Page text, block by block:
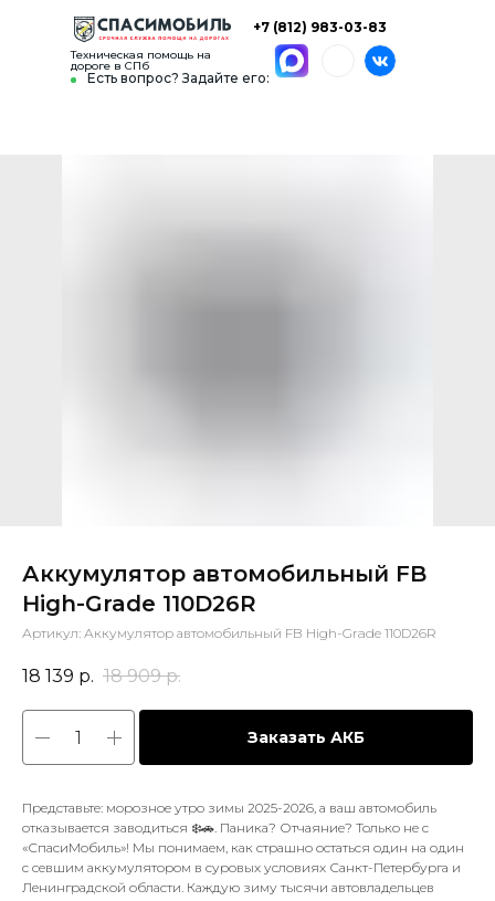
Есть вопрос? Задайте его:
+7 (812) 983-03-83
Техническая помощь на
дороге в СПб
Аккумулятор автомобильный FB
High-Grade 110D26R
Артикул: Аккумулятор автомобильный FB High-Grade 110D26R
18 139 р. 18 909 р.
Заказать АКБ
Представьте: морозное утро зимы 2025-2026, а ваш автомобиль
отказывается заводиться ❄️🚗. Паника? Отчаяние? Только не с
«СпасиМобиль»! Мы понимаем, как страшно остаться один на один
с севшим аккумулятором в суровых условиях Санкт-Петербурга и
Ленинградской области. Каждую зиму тысячи автовладельцев